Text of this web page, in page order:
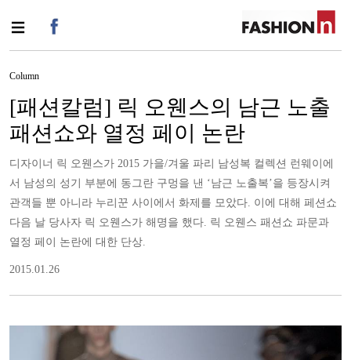
Column
[패션칼럼] 릭 오웬스의 남근 노출
패션쇼와 열정 페이 논란
디자이너 릭 오웬스가 2015 가을/겨울 파리 남성복 컬렉션 런웨이에
서 남성의 성기 부분에 동그란 구멍을 낸 ‘남근 노출복’을 등장시켜
관객들 뿐 아니라 누리꾼 사이에서 화제를 모았다. 이에 대해 페션쇼
다음 날 당사자 릭 오웬스가 해명을 했다. 릭 오웬스 패션쇼 파문과
열정 페이 논란에 대한 단상.
2015.01.26